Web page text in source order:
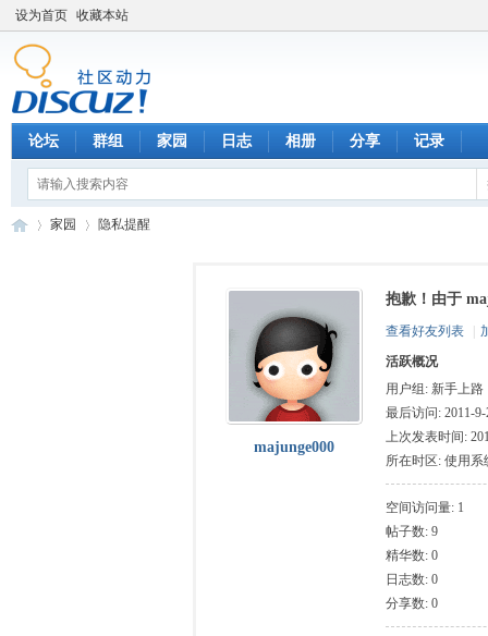
设为首页 收藏本站
论坛 群组 家园 日志 相册 分享 记录
家园 隐私提醒
majunge000
抱歉！由于
查看好友列表
活跃概况
用户组: 新手上路
最后访问: 2011-9-
上次发表时间:
所在时区: 使用系
空间访问量: 1
帖子数: 9
精华数: 0
日志数: 0
分享数: 0